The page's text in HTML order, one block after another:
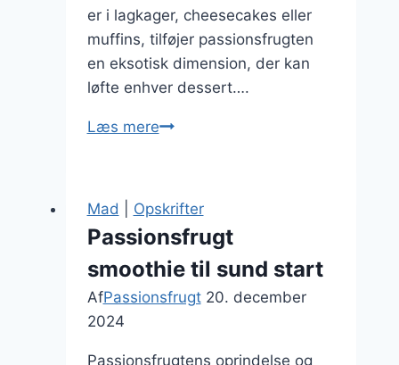
er i lagkager, cheesecakes eller
muffins, tilføjer passionsfrugten
en eksotisk dimension, der kan
løfte enhver dessert….
Læs merePassionsfrugt
anledninger
Mad Opskrifter
Passionsfrugt
smoothie til sund start
AfPassionsfrugt 20. december
2024
Passionsfrugtens oprindelse og